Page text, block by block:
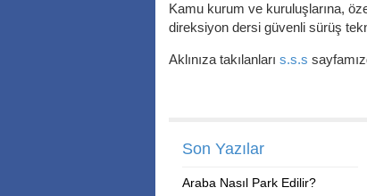
Kamu kurum ve kuruluşlarına,
direksiyon dersi güvenli sürüş
Aklınıza takılanları s.s.s
Son Yazılar
Araba Nasıl Park Edilir?